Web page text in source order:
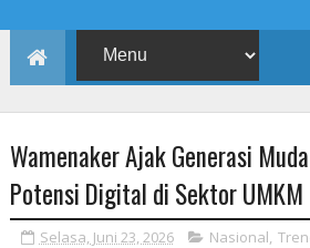
Wamenaker Ajak Generasi
Potensi Digital di Sektor UMKM
Selasa, Juni 23, 2026 Nasional,